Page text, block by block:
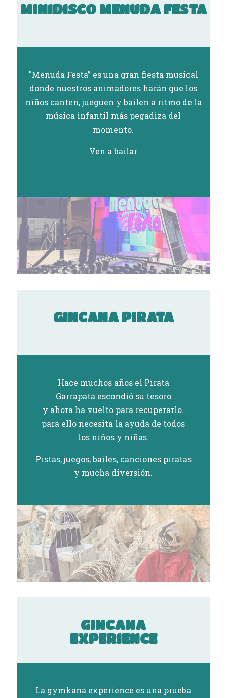
MINIDISCO MENUDA FESTA
"Menuda Festa” es una gran fiesta musical
donde nuestros animadores harán que los
niños canten, jueguen y bailen a ritmo de la
música infantil más pegadiza del
momento.
Ven a bailar
GINCANA PIRATA
Hace muchos años el Pirata
Garrapata escondió su tesoro
y ahora ha vuelto para recuperarlo.
para ello necesita la ayuda de todos
los niños y niñas.
Pistas, juegos, bailes, canciones piratas
y mucha diversión.
GINCANA
EXPERIENCE
La gymkana experience es una prueba